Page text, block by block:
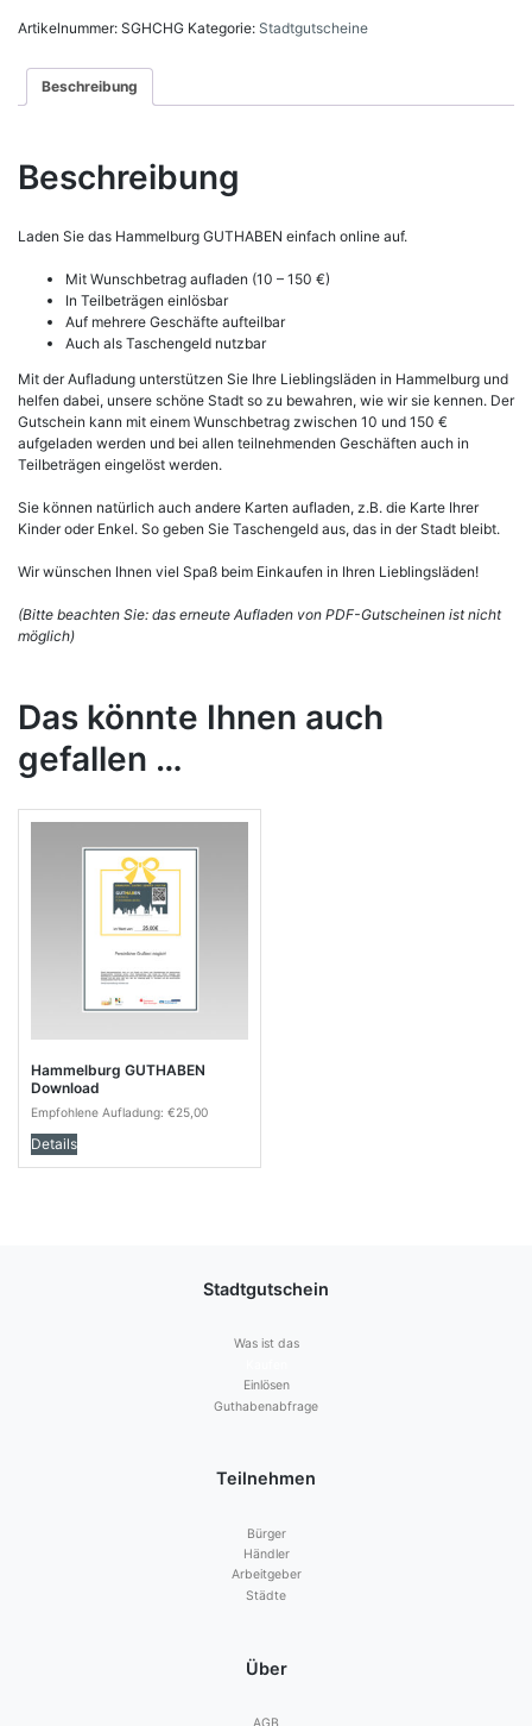
Artikelnummer: SGHCHG Kategorie: Stadtgutscheine
Beschreibung
Beschreibung
Laden Sie das Hammelburg GUTHABEN einfach online auf.
Mit Wunschbetrag aufladen (10 – 150 €)
In Teilbeträgen einlösbar
Auf mehrere Geschäfte aufteilbar
Auch als Taschengeld nutzbar
Mit der Aufladung unterstützen Sie Ihre Lieblingsläden in Hammelburg und
helfen dabei, unsere schöne Stadt so zu bewahren, wie wir sie kennen. Der
Gutschein kann mit einem Wunschbetrag zwischen 10 und 150 €
aufgeladen werden und bei allen teilnehmenden Geschäften auch in
Teilbeträgen eingelöst werden.
Sie können natürlich auch andere Karten aufladen, z.B. die Karte Ihrer
Kinder oder Enkel. So geben Sie Taschengeld aus, das in der Stadt bleibt.
Wir wünschen Ihnen viel Spaß beim Einkaufen in Ihren Lieblingsläden!
(Bitte beachten Sie: das erneute Aufladen von PDF-Gutscheinen ist nicht
möglich)
Das könnte Ihnen auch
gefallen …
Hammelburg GUTHABEN
Download
Empfohlene Aufladung: €25,00
Details
Stadtgutschein
Was ist das
Einlösen
Guthabenabfrage
Teilnehmen
Bürger
Händler
Arbeitgeber
Städte
Über
AGB